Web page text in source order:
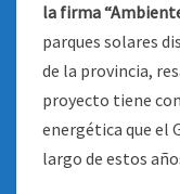
la firma
parques solares
de la provincia,
proyecto tiene
energética que el
largo de estos